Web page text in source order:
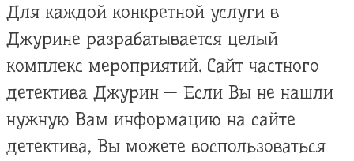
Для каждой конкретной услуги в
Джурине разрабатывается целый
комплекс мероприятий. Сайт частного
детектива Джурин — Если Вы не нашли
нужную Вам информацию на сайте
детектива, Вы можете воспользоваться